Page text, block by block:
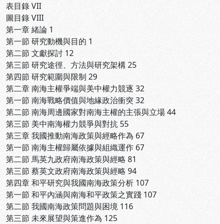
表目錄 VII
圖目錄 VIII
第一章 緒論 1
第一節 研究動機與目的 1
第二節 文獻探討 12
第三節 研究途徑、方法與研究架構 25
第四節 研究範圍與限制 29
第二章 南海主權爭端與美中權力競逐 32
第一節 南海戰略價值與地緣政治衝突 32
第二節 南海周邊國家對南海主權的主張與立場 44
第三節 美中南海權力競爭與對抗 55
第三章 我國推動南海政策與經略作為 67
第一節 南海主權歸屬依據與組織運作 67
第二節 馬英九政府南海政策與經略 81
第三節 蔡英文政府南海政策與經略 94
第四章 和平研究與我國南海政策分析 107
第一節 和平內涵與南海和平政策之實踐 107
第二節 我國南海政策問題與困境 116
第三節 未來展望與策進作為 125